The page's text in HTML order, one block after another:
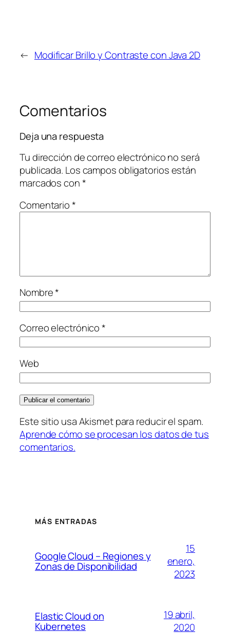
← Modificar Brillo y Contraste con Java 2D
Comentarios
Deja una respuesta
Tu dirección de correo electrónico no será
publicada. Los campos obligatorios están
marcados con*
Comentario*
Nombre*
Correo electrónico*
Web
Este sitio usa Akismet para reducir el spam.
Aprende cómo se procesan los datos de tus
comentarios.
MÁS ENTRADAS
Google Cloud – Regiones y
Zonas de Disponibilidad
15
enero,
2023
Elastic Cloud on
Kubernetes
19 abril,
2020